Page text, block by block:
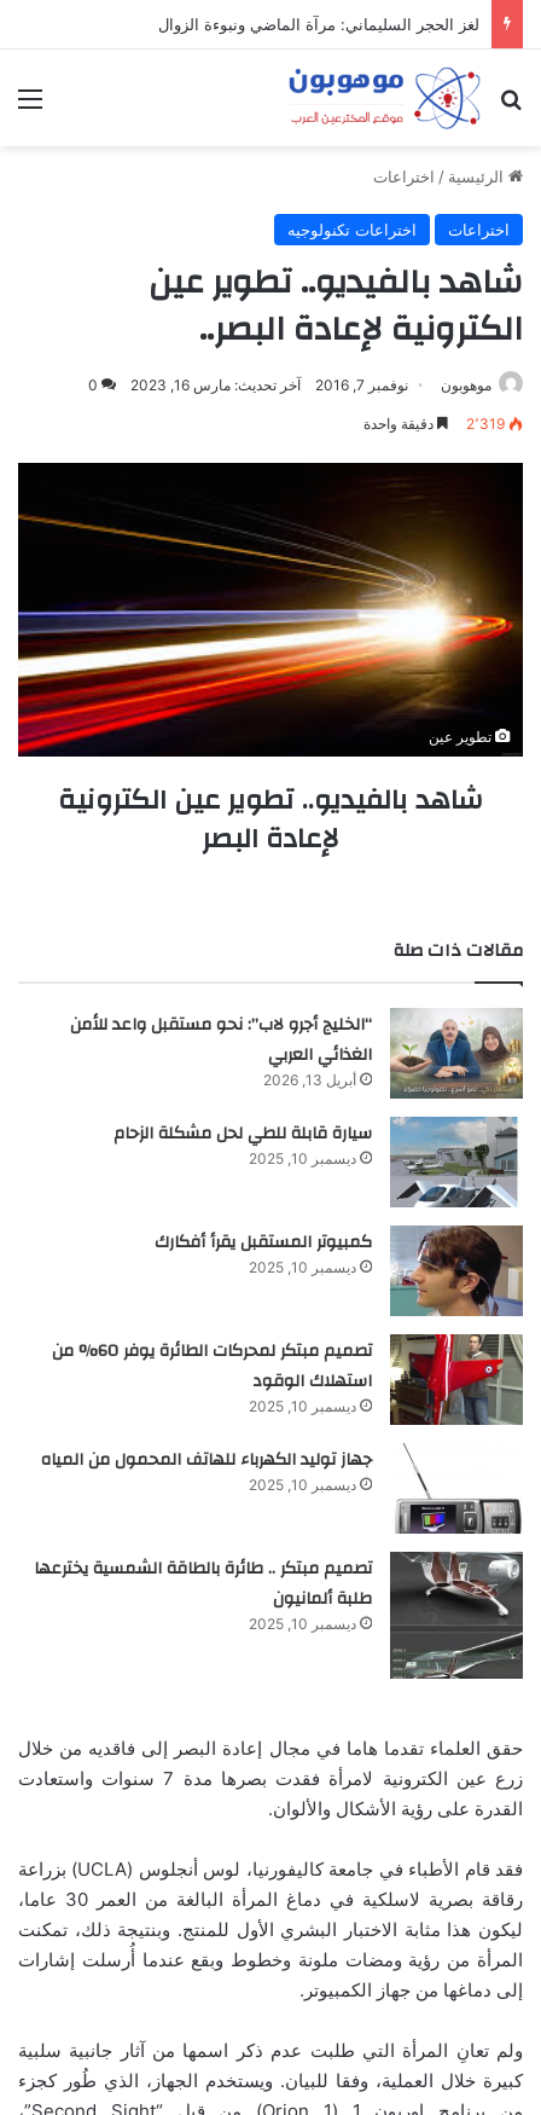
لغز الحجر السليماني: مرآة الماضي ونبوءة الزوال
بحث عن
الرئيسية / اختراعات
اختراعات اختراعات تكنولوجيه
شاهد بالفيديو.. تطوير عين
الكترونية لإعادة البصر..
موهوبون نوفمبر 7, 2016 آخر تحديث: مارس 16, 2023 0
2٬319 دقيقة واحدة
تطوير عين
شاهد بالفيديو.. تطوير عين الكترونية
لإعادة البصر
مقالات ذات صلة
“الخليج أجرو لاب”: نحو مستقبل واعد للأمن
الغذائي العربي
أبريل 13, 2026
سيارة قابلة للطي لحل مشكلة الزحام
ديسمبر 10, 2025
كمبيوتر المستقبل يقرأ أفكارك
ديسمبر 10, 2025
تصميم مبتكر لمحركات الطائرة يوفر 60% من
استهلاك الوقود
ديسمبر 10, 2025
جهاز توليد الكهرباء للهاتف المحمول من المياه
ديسمبر 10, 2025
تصميم مبتكر .. طائرة بالطاقة الشمسية يخترعها
طلبة ألمانيون
ديسمبر 10, 2025
حقق العلماء تقدما هاما في مجال إعادة البصر إلى فاقديه من خلال
زرع عين الكترونية لامرأة فقدت بصرها مدة 7 سنوات واستعادت
القدرة على رؤية الأشكال والألوان.
فقد قام الأطباء في جامعة كاليفورنيا، لوس أنجلوس (UCLA) بزراعة
رقاقة بصرية لاسلكية في دماغ المرأة البالغة من العمر 30 عاما،
ليكون هذا مثابة الاختبار البشري الأول للمنتج. وبنتيجة ذلك، تمكنت
المرأة من رؤية ومضات ملونة وخطوط وبقع عندما أُرسلت إشارات
إلى دماغها من جهاز الكمبيوتر.
ولم تعانِ المرأة التي طلبت عدم ذكر اسمها من آثار جانبية سلبية
كبيرة خلال العملية، وفقا للبيان. ويستخدم الجهاز، الذي طُور كجزء